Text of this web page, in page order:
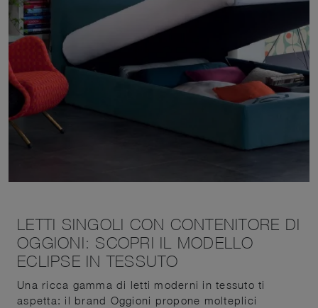
LETTI SINGOLI CON CONTENITORE DI
OGGIONI: SCOPRI IL MODELLO
ECLIPSE IN TESSUTO
Una ricca gamma di letti moderni in tessuto ti
aspetta: il brand Oggioni propone molteplici